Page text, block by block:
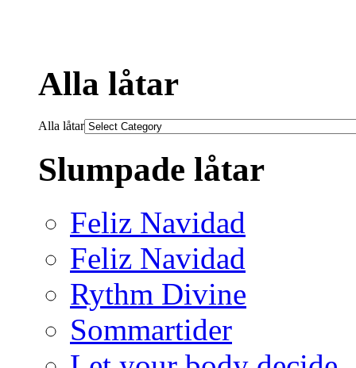
Alla låtar
Alla låtar
Slumpade låtar
Feliz Navidad
Feliz Navidad
Rythm Divine
Sommartider